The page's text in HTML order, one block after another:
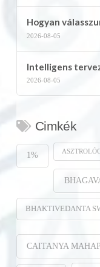
Hogyan
2026-08-05
Intelligens
2026-08-05
Cimkék
1%
BHAKTIVEDANTA
CAITANYA